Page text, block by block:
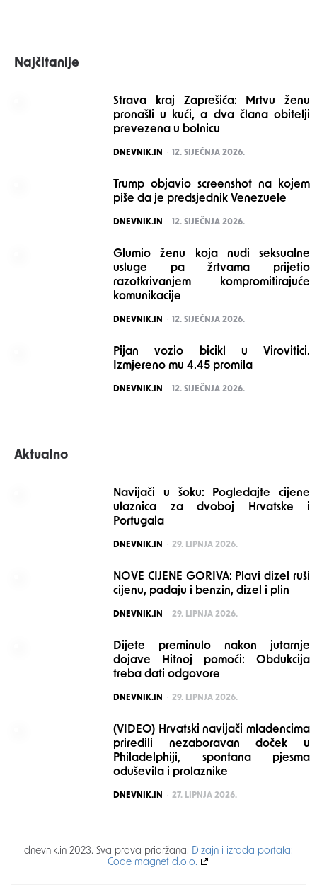
Najčitanije
Strava kraj Zaprešića: Mrtvu ženu
pronašli u kući, a dva člana obitelji
prevezena u bolnicu
POSTED
DNEVNIK.IN 12. SIJEČNJA 2026.
Trump objavio screenshot na kojem
piše da je predsjednik Venezuele
POSTED
DNEVNIK.IN 12. SIJEČNJA 2026.
Glumio ženu koja nudi seksualne
usluge pa žrtvama prijetio
razotkrivanjem kompromitirajuće
komunikacije
POSTED
DNEVNIK.IN 12. SIJEČNJA 2026.
Pijan vozio bicikl u Virovitici.
Izmjereno mu 4.45 promila
POSTED
DNEVNIK.IN 12. SIJEČNJA 2026.
Aktualno
Navijači u šoku: Pogledajte cijene
ulaznica za dvoboj Hrvatske i
Portugala
POSTED
DNEVNIK.IN 29. LIPNJA 2026.
NOVE CIJENE GORIVA: Plavi dizel ruši
cijenu, padaju i benzin, dizel i plin
POSTED
DNEVNIK.IN 29. LIPNJA 2026.
Dijete preminulo nakon jutarnje
dojave Hitnoj pomoći: Obdukcija
treba dati odgovore
POSTED
DNEVNIK.IN 29. LIPNJA 2026.
(VIDEO) Hrvatski navijači mladencima
priredili nezaboravan doček u
Philadelphiji, spontana pjesma
oduševila i prolaznike
POSTED
DNEVNIK.IN 27. LIPNJA 2026.
dnevnik.in 2023. Sva prava pridržana. Dizajn i izrada portala:
Code magnet d.o.o.